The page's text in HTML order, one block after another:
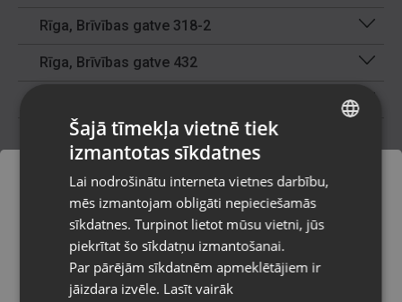
Rīga, Brīvības gatve 318-2
Rīga, Brīvības gatve 432
Rīga, Centrāltirgus iela 3
Rīga, Čiekurkalna 2.līnija 30
Rīga, Dižozolu iela 11
Rīga, Dzelzavas iela 53
Rīga, Dzirciema iela 84a
Pasūtījumi tiks piegādāti uz
izvēlēto valsti
Vietnes saturs būs attēlots izvēlētajā
RUSSIAN
Šajā tīmekļa vietnē tiek
izmantotas sīkdatnes
Lai nodrošinātu interneta vietnes darbību,
mēs izmantojam obligāti nepieciešamās
sīkdatnes. Turpinot lietot mūsu vietni, jūs
piekrītat šo sīkdatņu izmantošanai.
Par pārējām sīkdatnēm apmeklētājiem ir
jāizdara izvēle. Lasīt vairāk